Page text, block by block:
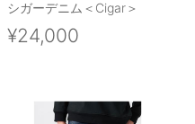
シガーデニム＜Cigar＞
¥24,000